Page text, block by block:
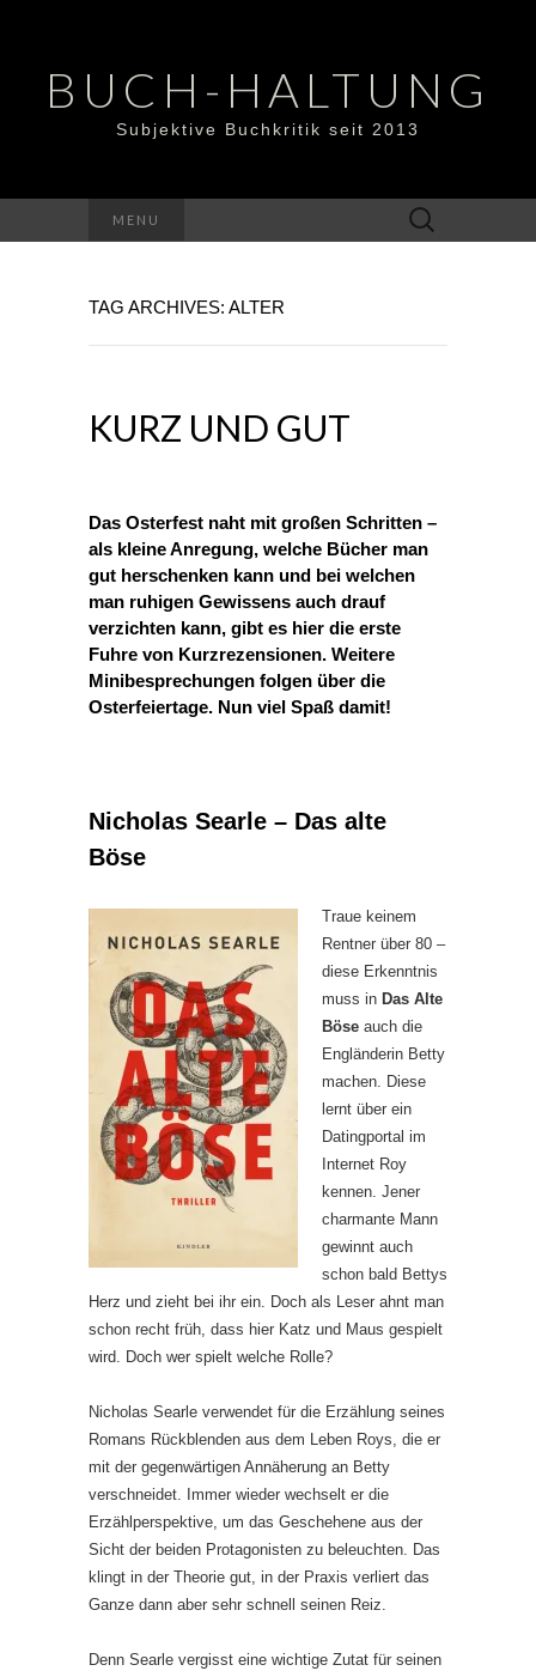
BUCH-HALTUNG
Subjektive Buchkritik seit 2013
MENU
Suchen
nach:
TAG ARCHIVES: ALTER
KURZ UND GUT
Das Osterfest naht mit großen Schritten –
als kleine Anregung, welche Bücher man
gut herschenken kann und bei welchen
man ruhigen Gewissens auch drauf
verzichten kann, gibt es hier die erste
Fuhre von Kurzrezensionen. Weitere
Minibesprechungen folgen über die
Osterfeiertage. Nun viel Spaß damit!
Nicholas Searle – Das alte
Böse
Traue keinem
Rentner über 80 –
diese Erkenntnis
muss in Das Alte
Böse auch die
Engländerin Betty
machen. Diese
lernt über ein
Datingportal im
Internet Roy
kennen. Jener
charmante Mann
gewinnt auch
schon bald Bettys
Herz und zieht bei ihr ein. Doch als Leser ahnt man
schon recht früh, dass hier Katz und Maus gespielt
wird. Doch wer spielt welche Rolle?
Nicholas Searle verwendet für die Erzählung seines
Romans Rückblenden aus dem Leben Roys, die er
mit der gegenwärtigen Annäherung an Betty
verschneidet. Immer wieder wechselt er die
Erzählperspektive, um das Geschehene aus der
Sicht der beiden Protagonisten zu beleuchten. Das
klingt in der Theorie gut, in der Praxis verliert das
Ganze dann aber sehr schnell seinen Reiz.
Denn Searle vergisst eine wichtige Zutat für seinen